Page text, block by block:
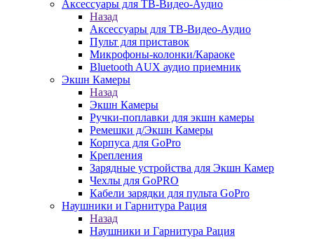
Аксессуары для ТВ-Видео-Аудио
Назад
Аксессуары для ТВ-Видео-Аудио
Пульт для приставок
Микрофоны-колонки/Караоке
Bluetooth AUX аудио приемник
Экшн Камеры
Назад
Экшн Камеры
Ручки-поплавки для экшн камеры
Ремешки д/Экшн Камеры
Корпуса для GoPro
Крепления
Зарядные устройства для Экшн Камер
Чехлы для GoPRO
Кабели зарядки для пульта GoPro
Наушники и Гарнитура Рация
Назад
Наушники и Гарнитура Рация